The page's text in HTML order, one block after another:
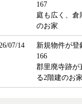
167
庭も広く、倉
のお家
07/14
新規物件が登
166
郡里廃寺跡が
る2階建のお家